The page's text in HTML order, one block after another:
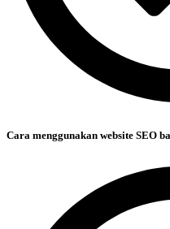
Cara menggunakan website SEO